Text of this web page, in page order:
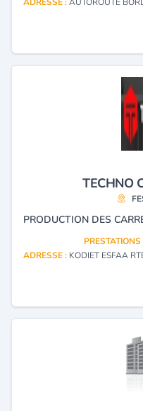
TECHNO
PRESTATIONS
ADRESSE : KODIET ESFAA RTE